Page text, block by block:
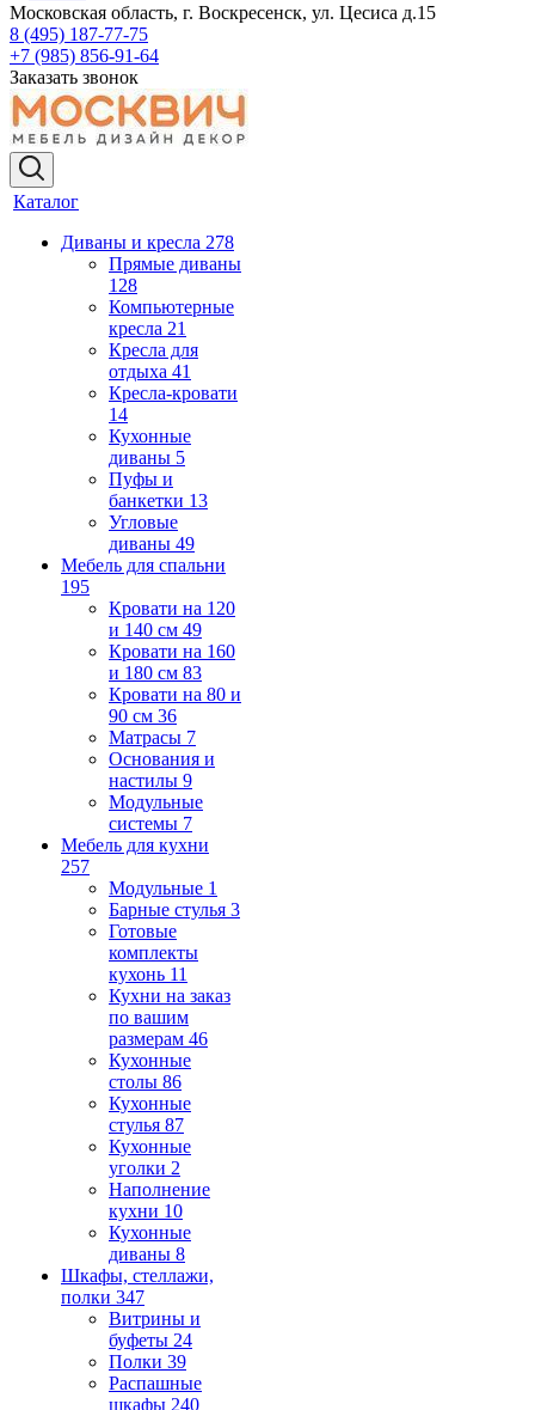
Московская область, г. Воскресенск, ул. Цесиса д.15
8 (495) 187-77-75
+7 (985) 856-91-64
Заказать звонок
Каталог
Диваны и кресла 278
Прямые диваны
128
Компьютерные
кресла 21
Кресла для
отдыха 41
Кресла-кровати
14
Кухонные
диваны 5
Пуфы и
банкетки 13
Угловые
диваны 49
Мебель для спальни
195
Кровати на 120
и 140 см 49
Кровати на 160
и 180 см 83
Кровати на 80 и
90 см 36
Матрасы 7
Основания и
настилы 9
Модульные
системы 7
Мебель для кухни
257
Модульные 1
Барные стулья 3
Готовые
комплекты
кухонь 11
Кухни на заказ
по вашим
размерам 46
Кухонные
столы 86
Кухонные
стулья 87
Кухонные
уголки 2
Наполнение
кухни 10
Кухонные
диваны 8
Шкафы, стеллажи,
полки 347
Витрины и
буфеты 24
Полки 39
Распашные
шкафы 240